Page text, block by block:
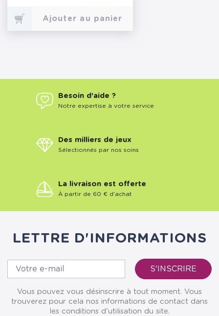
Ajouter au panier
Besoin d'aide ?
Notre expertise à votre service
Des milliers de jeux
Sélectionnés par nos soins
La livraison est offerte
À partir de 60 € d'achat
LETTRE D'INFORMATIONS
Vous pouvez vous désinscrire à tout moment. Vous
trouverez pour cela nos informations de contact dans
les conditions d'utilisation du site.